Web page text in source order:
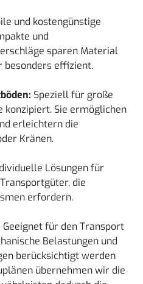
und kostengünstige
und
sparen Material
besonders effizient.
Speziell für große
Sie ermöglichen
erleichtern die
Kränen.
Lösungen für
die
erfordern.
Geeignet für den Transport
Belastungen und
berücksichtigt werden
übernehmen wir die